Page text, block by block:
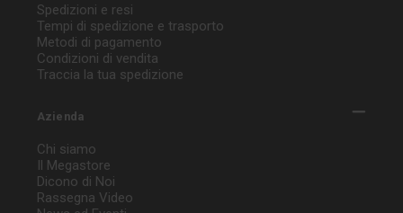
Spedizioni e resi
Tempi di spedizione e trasporto
Metodi di pagamento
Condizioni di vendita
Traccia la tua spedizione
Azienda
Chi siamo
Il Megastore
Dicono di Noi
Rassegna Video